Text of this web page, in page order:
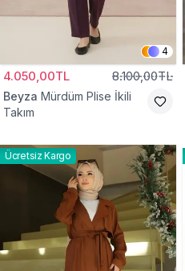
4
4.050,00TL 8.100,00TL
Beyza Mürdüm Plise İkili
Takım
Ücretsiz Kargo